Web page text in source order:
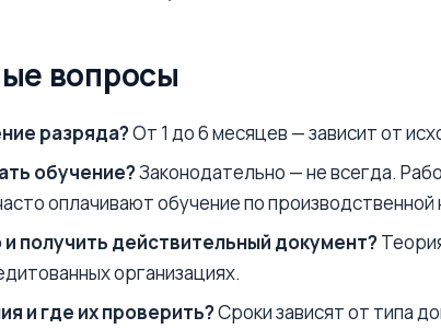
вопросы
разряда?От 1 до 6 месяцев — зависит от
обучение?Законодательно — не всегда.
оплачивают обучение по
получить действительный документ?
организациях.
и где их проверить?Сроки зависят от типа